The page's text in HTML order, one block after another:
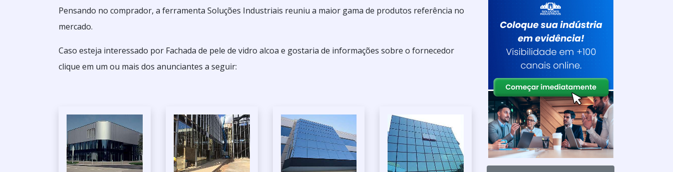
Pensando no comprador, a ferramenta Soluções Industriais reuniu a maior gama de produtos referência no
mercado.
Caso esteja interessado por Fachada de pele de vidro alcoa e gostaria de informações sobre o fornecedor
clique em um ou mais dos anunciantes a seguir: